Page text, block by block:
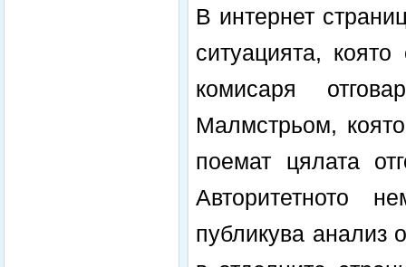
В интернет
ситуацията,
комисаря
Малмстрьом,
поемат цялата
Авторитетното
публикува анализ